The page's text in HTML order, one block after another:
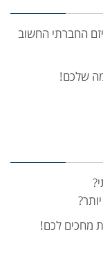
החברתי החשוב
שלכם!